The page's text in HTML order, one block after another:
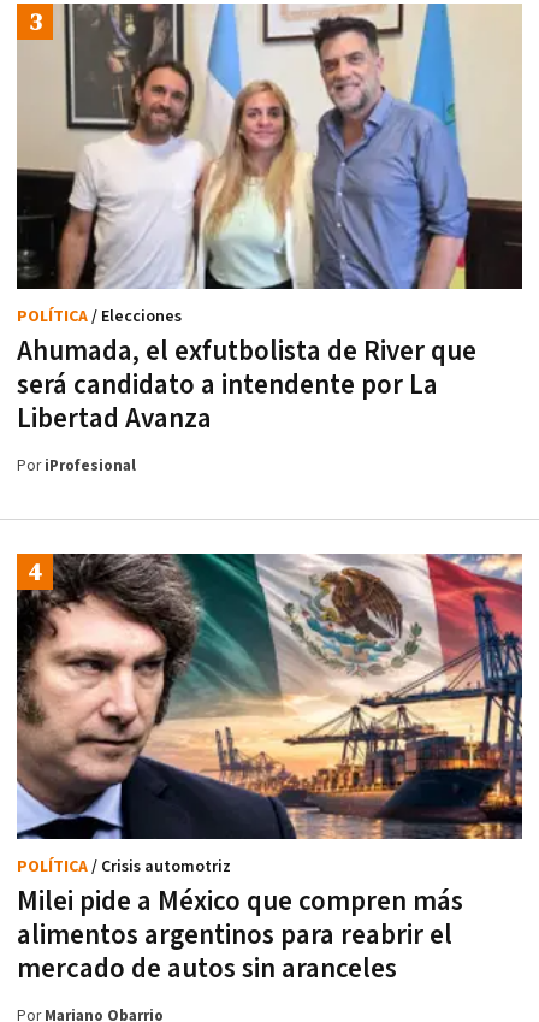
Ahumada, el exfutbolista de River que
será candidato a intendente por La
Libertad Avanza
POLÍTICA/ Elecciones
PoriProfesional
Milei pide a México que compren más
alimentos argentinos para reabrir el
mercado de autos sin aranceles
POLÍTICA/ Crisis automotriz
PorMariano Obarrio